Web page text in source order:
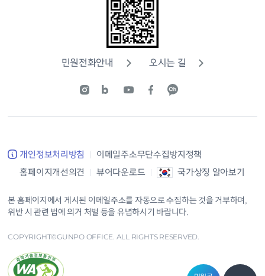
민원전화안내 오시는 길
개인정보처리방침
이메일주소무단수집방지정책
홈페이지개선의견
뷰어다운로드 국가상징 알아보기
본 홈페이지에서 게시된 이메일주소를 자동으로 수집하는 것을 거부하며,
위반 시 관련 법에 의거 처벌 등을 유념하시기 바랍니다.
COPYRIGHT©GUNPO OFFICE. ALL RIGHTS RESERVED.